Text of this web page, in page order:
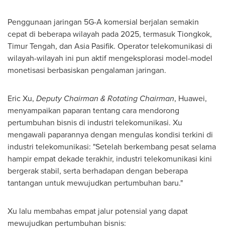
Penggunaan jaringan 5G-A komersial berjalan semakin
cepat di beberapa wilayah pada 2025, termasuk Tiongkok,
Timur Tengah, dan Asia Pasifik. Operator telekomunikasi di
wilayah-wilayah ini pun aktif mengeksplorasi model-model
monetisasi berbasiskan pengalaman jaringan.
Eric Xu, Deputy Chairman & Rotating Chairman, Huawei,
menyampaikan paparan tentang cara mendorong
pertumbuhan bisnis di industri telekomunikasi. Xu
mengawali paparannya dengan mengulas kondisi terkini di
industri telekomunikasi: "Setelah berkembang pesat selama
hampir empat dekade terakhir, industri telekomunikasi kini
bergerak stabil, serta berhadapan dengan beberapa
tantangan untuk mewujudkan pertumbuhan baru."
Xu lalu membahas empat jalur potensial yang dapat
mewujudkan pertumbuhan bisnis: